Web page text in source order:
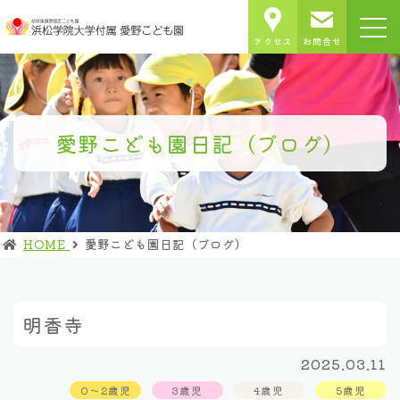
アクセス お問合せ
愛野こども園日記（ブログ）
HOME 愛野こども園日記（ブログ）
明香寺
2025.03.11
0～2歳児 3歳児 4歳児 5歳児